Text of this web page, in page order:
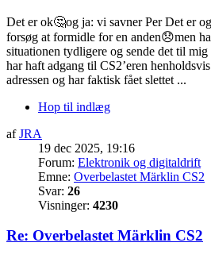
Det er ok🤔og ja: vi savner Per Det er
forsøg at formidle for en anden😞men
situationen tydligere og sende det til
har haft adgang til CS2’eren
adressen og har faktisk fået slettet ...
Hop til indlæg
afJRA
19 dec 2025, 19:16
Forum: Elektronik og digitaldrift
Emne: Overbelastet Märklin CS2
Svar: 26
Visninger: 4230
Re: Overbelastet Märklin CS2